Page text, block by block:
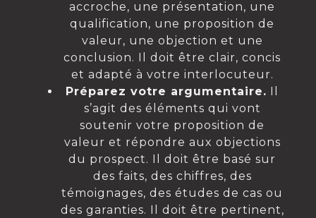
accroche, une présentation, une
qualification, une proposition de
valeur, une objection et une
conclusion. Il doit être clair, concis
et adapté à votre interlocuteur.
Préparez votre argumentaire. Il
s’agit des éléments qui vont
soutenir votre proposition de
valeur et répondre aux objections
du prospect. Il doit être basé sur
des faits, des chiffres, des
témoignages, des études de cas ou
des garanties. Il doit être pertinent,